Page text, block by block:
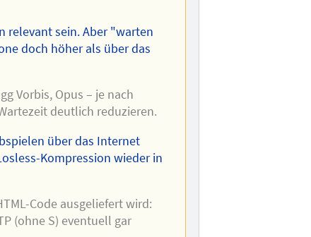
relevant sein. Aber "warten
doch höher als über das
Vorbis, Opus – je nach
deutlich reduzieren.
über das Internet
Kompression wieder in
Code ausgeliefert wird:
(ohne S) eventuell gar